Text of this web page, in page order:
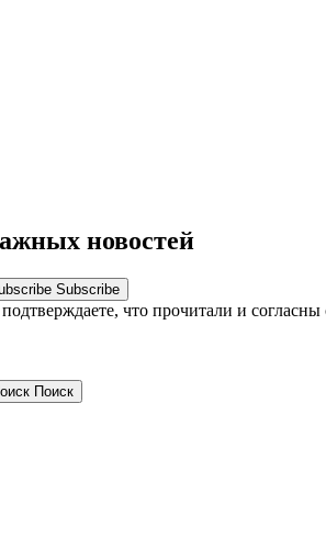
новостей
Subscribe
что прочитали и
Поиск